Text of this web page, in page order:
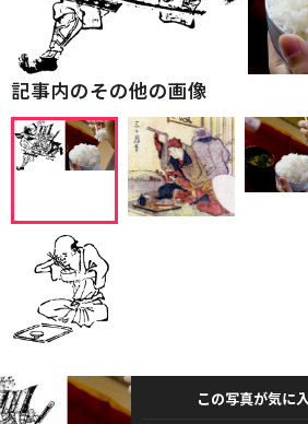
記事内のその他の画像
この写真が気に